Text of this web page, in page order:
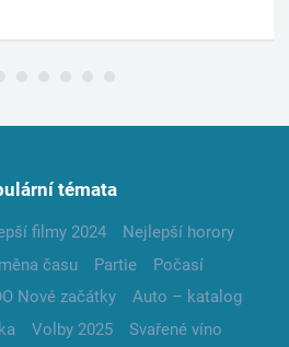
témata
filmy 2024
Nejlepší horory
času Partie
Počasí
Nové začátky
Auto – katalog
Volby 2025
Svařené víno